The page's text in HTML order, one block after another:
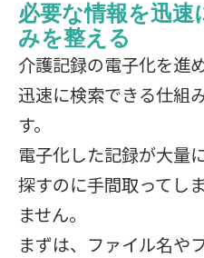
必要な情報を迅速
みを整える
介護記録の電子化を進
迅速に検索できる仕組
す。
電子化した記録が大量
探すのに手間取ってし
ません。
まずは、ファイル名や